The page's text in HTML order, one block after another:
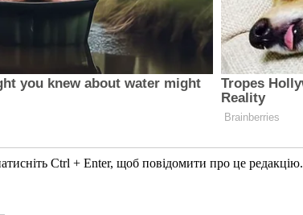
Ctrl + Enter, щоб повідомити про це редакцію.